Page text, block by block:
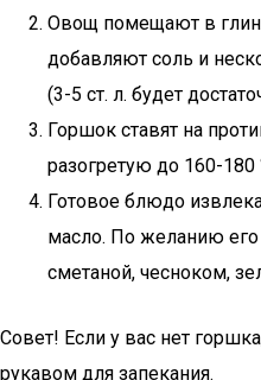
Овощ помещают в
добавляют соль и
(3-5 ст. л. будет
Горшок ставят на
разогретую до 160-180
Готовое блюдо
масло. По желанию
сметаной, чесноком,
Совет! Если у вас нет
рукавом для запекания.